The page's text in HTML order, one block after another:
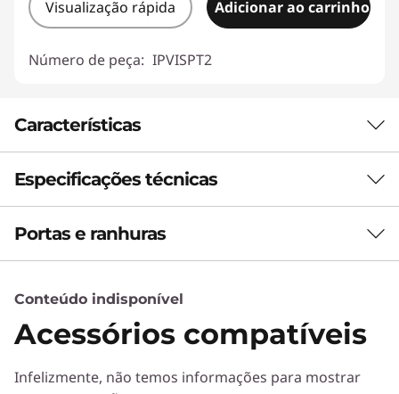
Visualização rápida Adicionar ao carrinho
Número de peça: IPVISPT2
Características
Especificações técnicas
Impulso Rapid Charge: 15 minutos para 2 horas de
duração da bateria
Até 10 horas (MM18)
*Todas as afirmações relativas à duração da bateria são aproximadas e baseiam-se
Portas e ranhuras
Conteúdo indisponível
Acessórios compatíveis
Infelizmente, não temos informações para mostrar